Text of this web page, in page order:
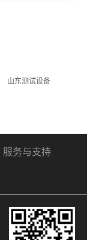
山东测试设备
服务与支持